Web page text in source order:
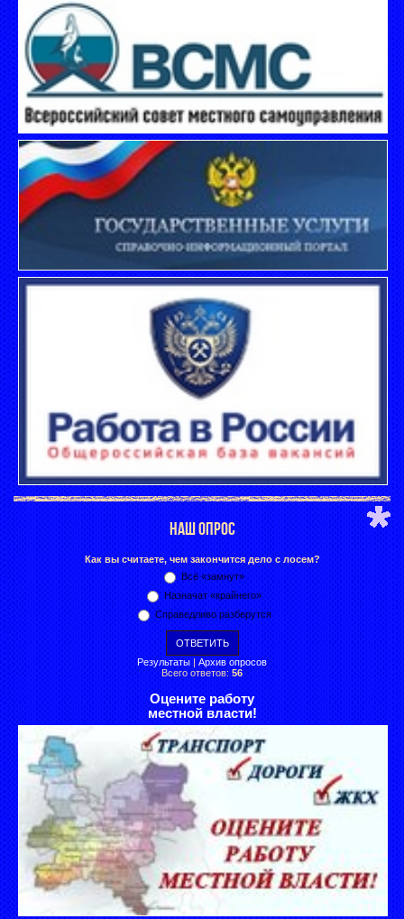
НАШ ОПРОС
Как вы считаете, чем закончится дело с лосем?
Всё «замнут»
Назначат «крайнего»
Справедливо разберутся
Результаты | Архив опросов
Всего ответов: 56
Оцените работу
местной власти!